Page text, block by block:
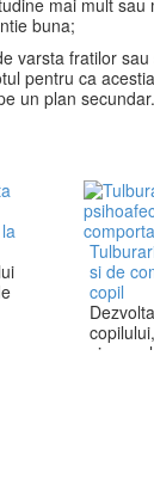
mai mult sau
buna;
varsta fratilor
pentru ca
un plan secundar.
si de
copil
si pana